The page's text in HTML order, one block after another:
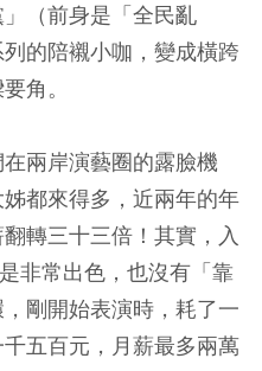
（前身是「全民亂
的陪襯小咖，變成橫跨
角。
兩岸演藝圈的露臉機
都來得多，近兩年的年
轉三十三倍！其實，入
非常出色，也沒有「靠
剛開始表演時，耗了一
五百元，月薪最多兩萬